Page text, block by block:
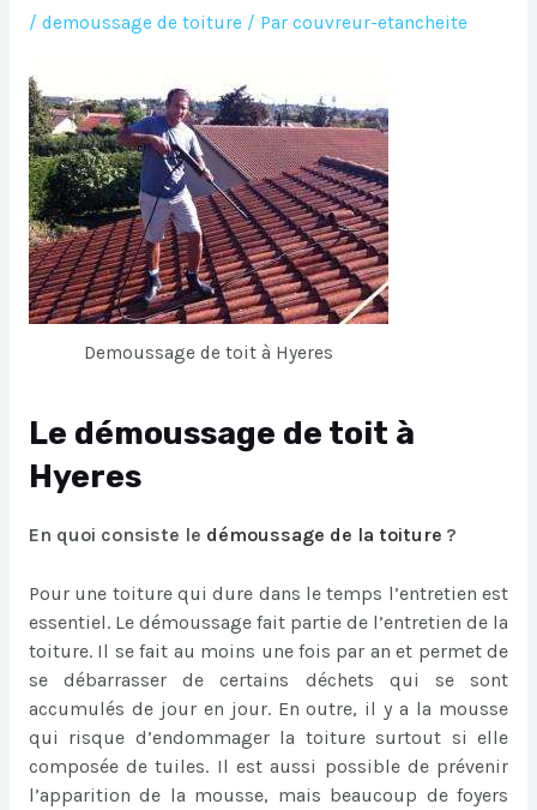
/ demoussage de toiture/ Par couvreur-etancheite
Demoussage de toit à Hyeres
Le démoussage de toit à
Hyeres
En quoi consiste le démoussage de la toiture ?
Pour une toiture qui dure dans le temps l’entretien est
essentiel. Le démoussage fait partie de l’entretien de la
toiture. Il se fait au moins une fois par an et permet de
se débarrasser de certains déchets qui se sont
accumulés de jour en jour. En outre, il y a la mousse
qui risque d’endommager la toiture surtout si elle
composée de tuiles. Il est aussi possible de prévenir
l’apparition de la mousse, mais beaucoup de foyers